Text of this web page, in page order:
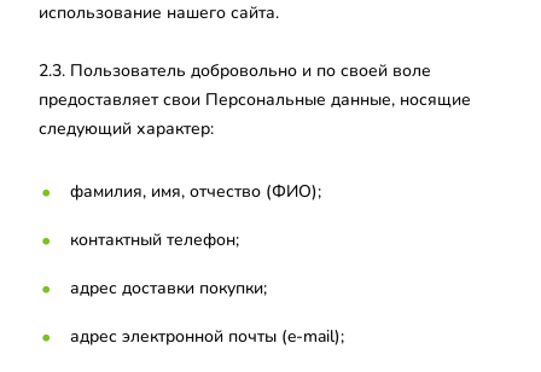
использование нашего сайта.
2.3. Пользователь добровольно и по своей воле
предоставляет свои Персональные данные, носящие
следующий характер:
фамилия, имя, отчество (ФИО);
контактный телефон;
адрес доставки покупки;
адрес электронной почты (e-mail);